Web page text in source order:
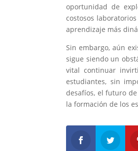
oportunidad de
costosos
aprendizaje más
Sin embargo, aún
sigue siendo un
vital continuar
estudiantes, sin
desafíos, el futuro
la formación de los